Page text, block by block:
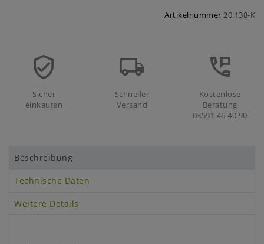
Artikelnummer 20.138-K
Sicher
einkaufen
Schneller
Versand
Kostenlose
Beratung
03591 46 40 90
Beschreibung
Technische Daten
Weitere Details